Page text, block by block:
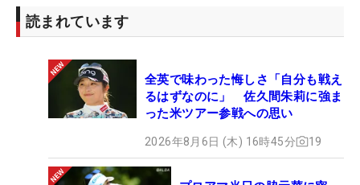
読まれています
全英で味わった悔しさ「自分も戦え
るはずなのに」 佐久間朱莉に強ま
った米ツアー参戦への思い
2026年8月6日 (木) 16時45分 19